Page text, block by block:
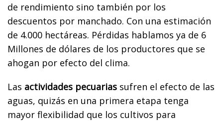
de rendimiento sino también por los
descuentos por manchado. Con una estimación
de 4.000 hectáreas. Pérdidas hablamos ya de 6
Millones de dólares de los productores que se
ahogan por efecto del clima.
Las actividades pecuarias sufren el efecto de las
aguas, quizás en una primera etapa tenga
mayor flexibilidad que los cultivos para